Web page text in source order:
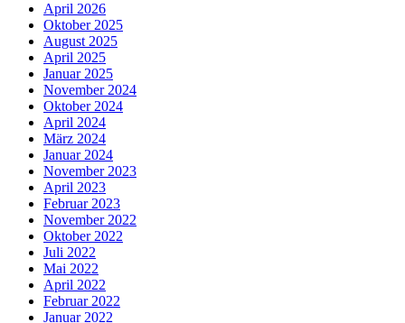
April 2026
Oktober 2025
August 2025
April 2025
Januar 2025
November 2024
Oktober 2024
April 2024
März 2024
Januar 2024
November 2023
April 2023
Februar 2023
November 2022
Oktober 2022
Juli 2022
Mai 2022
April 2022
Februar 2022
Januar 2022